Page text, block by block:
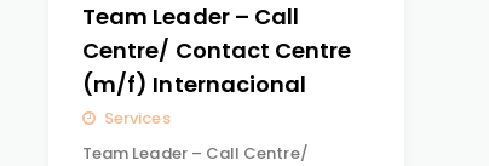
Team Leader – Call
Centre/ Contact Centre
(m/f) Internacional
Services
Team Leader – Call Centre/